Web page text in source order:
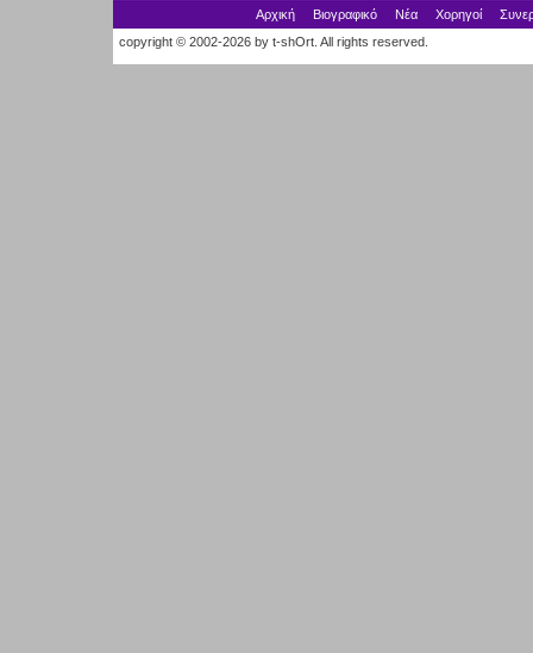
Αρχική Βιογραφικό Νέα Χορηγοί
copyright © 2002-2026 by t-shOrt. All rights reserved.